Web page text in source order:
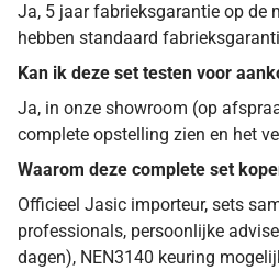
Ja, 5 jaar fabrieksgarantie op de
hebben standaard
Kan ik deze set testen voor
Ja, in onze showroom (op
complete opstelling zien en het
Waarom deze complete set
Officieel Jasic importeur, sets
professionals, persoonlijke
dagen), NEN3140 keuring